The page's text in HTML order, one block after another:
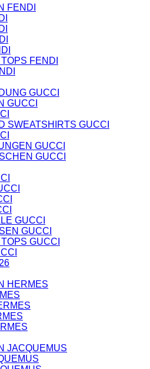
UND
UND
UND
FENDI
FENDI
GUCCI
GUCCI
SWEATSHIRTS GUCCI
GUCCI
GUCCI
GUCCI
GUCCI
GUCCI
HERMES
JACQUEMUS